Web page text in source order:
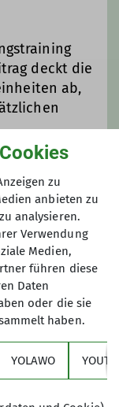
wir
zu
sowohl
deine
auch in
kühlen
deckt die
ab,
zu
anbieten zu
analysieren.
Verwendung
Medien,
führen diese
Daten
oder die sie
haben.
YOLAWO